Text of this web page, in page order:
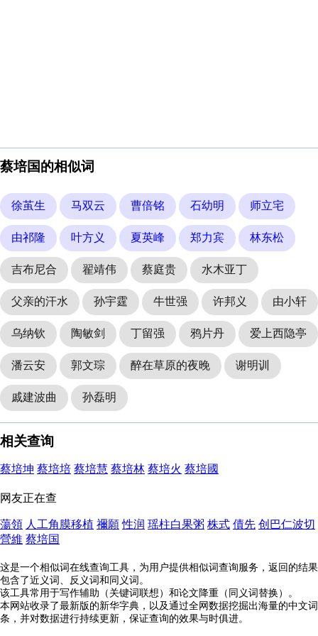
蔡培国的相似词
徐茧生 马双云 曹倍铭 石幼明 师立宅
由祁隆 叶方义 夏英峰 郑力宾 林东松
吉布尼合 翟靖伟 蔡庭贵 水木亚丁
父亲的汗水 孙宇霆 牛世强 许邦义 由小轩
乌纳钦 陶敏剑 丁留强 鸦片丹 爱上西隐亭
潘云安 郭文琮 醉在草原的夜晚 谢明训
戚建波曲 孙磊明
相关查询
蔡培坤 蔡培培 蔡培慧 蔡培林 蔡培火 蔡培國
网友正在查
蕩領 人工角膜移植 禰願 性润 瑶柱白果粥 株式 債先 创巴仁波切
營維 蔡培国
这是一个相似词在线查询工具，为用户提供相似词查询服务，返回的结果
包含了近义词、反义词和同义词。
该工具常用于写作辅助（关键词联想）和论文降重（同义词替换）。
本网站收录了最新版的新华字典，以及通过全网数据挖掘出海量的中文词
条，并对数据进行持续更新，保证查询的效果与时俱进。